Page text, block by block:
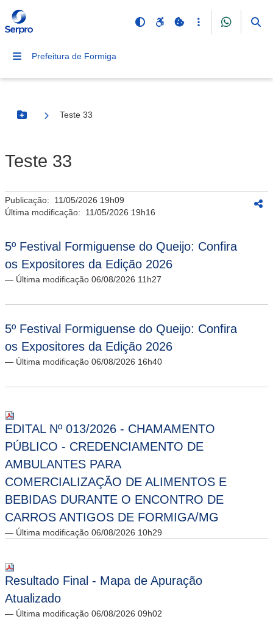
Prefeitura de Formiga
Botão Menu
Teste 33
Teste 33
Publicação: 11/05/2026 19h09
Última modificação: 11/05/2026 19h16
5º Festival Formiguense do Queijo: Confira
os Expositores da Edição 2026
— Última modificação 06/08/2026 11h27
5º Festival Formiguense do Queijo: Confira
os Expositores da Edição 2026
— Última modificação 06/08/2026 16h40
EDITAL Nº 013/2026 - CHAMAMENTO
PÚBLICO - CREDENCIAMENTO DE
AMBULANTES PARA
COMERCIALIZAÇÃO DE ALIMENTOS E
BEBIDAS DURANTE O ENCONTRO DE
CARROS ANTIGOS DE FORMIGA/MG
— Última modificação 06/08/2026 10h29
Resultado Final - Mapa de Apuração
Atualizado
— Última modificação 06/08/2026 09h02